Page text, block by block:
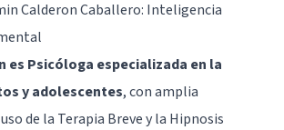
Calderon Caballero: Inteligencia
es Psicóloga especializada en la
y adolescentes, con amplia
de la Terapia Breve y la Hipnosis